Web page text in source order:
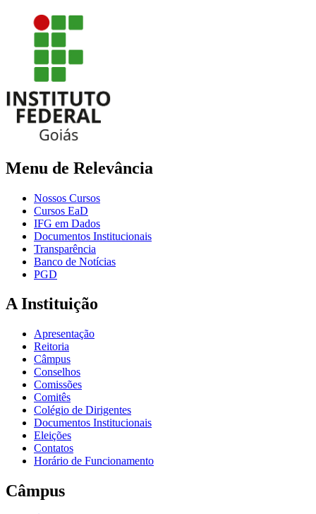
Menu de Relevância
Nossos Cursos
Cursos EaD
IFG em Dados
Documentos Institucionais
Transparência
Banco de Notícias
PGD
A Instituição
Apresentação
Reitoria
Câmpus
Conselhos
Comissões
Comitês
Colégio de Dirigentes
Documentos Institucionais
Eleições
Contatos
Horário de Funcionamento
Câmpus